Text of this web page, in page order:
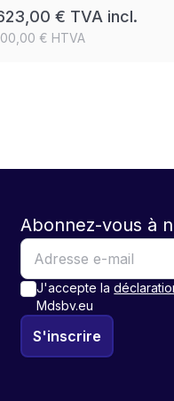
€ TVA incl.
€ HTVA
Abonnez-vous à
J'accepte la
Mdsbv.eu
S'inscrire